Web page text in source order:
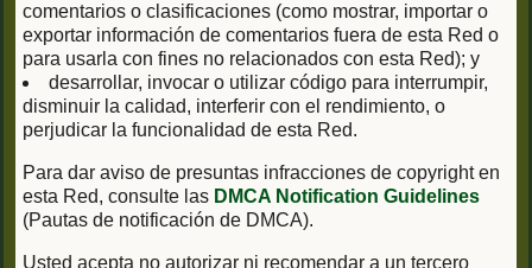
comentarios o clasificaciones (como mostrar, importar o
exportar información de comentarios fuera de esta Red o
para usarla con fines no relacionados con esta Red); y
desarrollar, invocar o utilizar código para interrumpir,
disminuir la calidad, interferir con el rendimiento, o
perjudicar la funcionalidad de esta Red.
Para dar aviso de presuntas infracciones de copyright en
esta Red, consulte las DMCA Notification Guidelines
(Pautas de notificación de DMCA).
Usted acepta no autorizar ni recomendar a un tercero